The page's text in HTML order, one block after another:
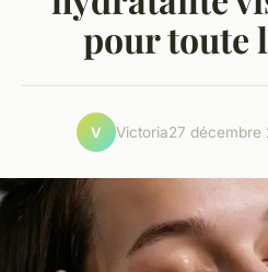
pour toute
V Victoria27 décembre